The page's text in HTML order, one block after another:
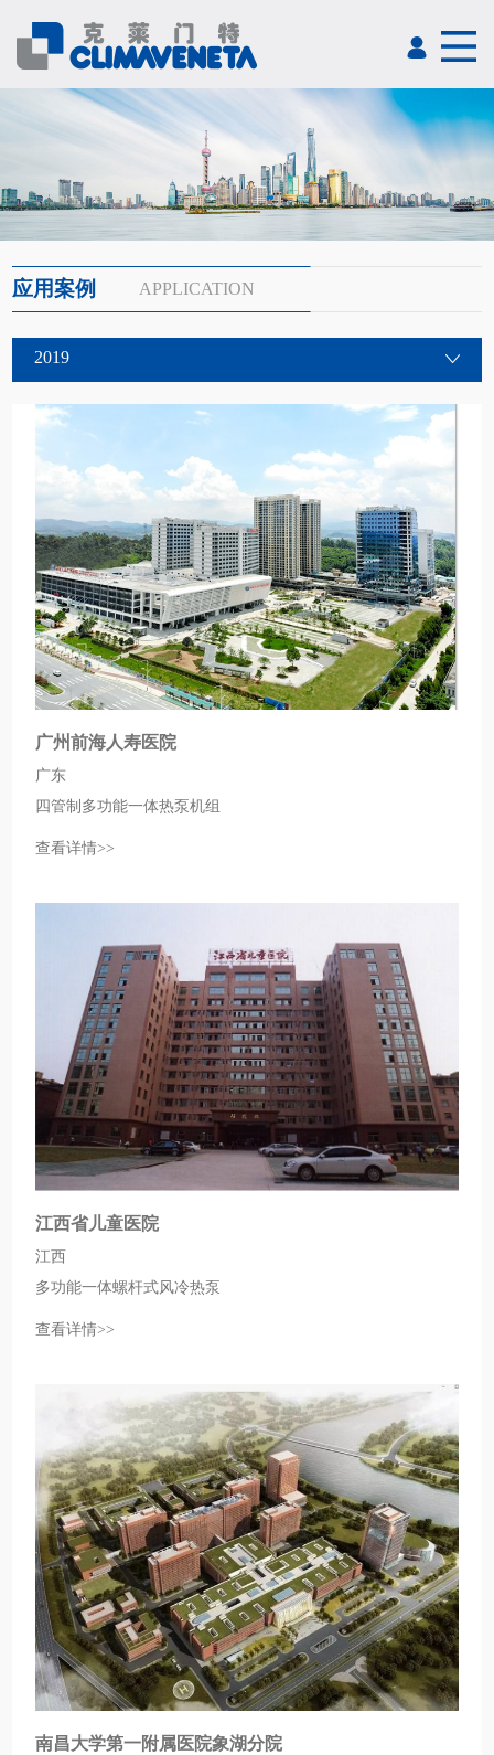
应用案例 APPLICATION
2019
广州前海人寿医院
广东
四管制多功能一体热泵机组
查看详情>>
江西省儿童医院
江西
多功能一体螺杆式风冷热泵
查看详情>>
南昌大学第一附属医院象湖分院